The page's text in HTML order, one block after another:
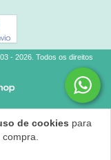
de cookies para
- 2026. Todos os direitos